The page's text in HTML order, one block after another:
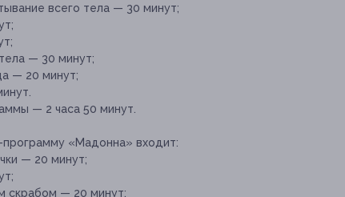
всего тела — 30 минут;
— 30 минут;
— 20 минут;
— 2 часа 50 минут.
программу «Мадонна» входит:
— 20 минут;
скрабом — 20 минут;